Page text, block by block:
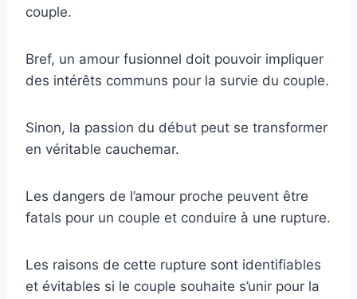
couple.
Bref, un amour fusionnel doit pouvoir impliquer
des intérêts communs pour la survie du couple.
Sinon, la passion du début peut se transformer
en véritable cauchemar.
Les dangers de l’amour proche peuvent être
fatals pour un couple et conduire à une rupture.
Les raisons de cette rupture sont identifiables
et évitables si le couple souhaite s’unir pour la